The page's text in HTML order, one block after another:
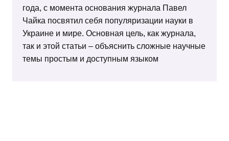
года, с момента основания журнала Павел
Чайка посвятил себя популяризации науки в
Украине и мире. Основная цель, как журнала,
так и этой статьи – объяснить сложные научные
темы простым и доступным языком